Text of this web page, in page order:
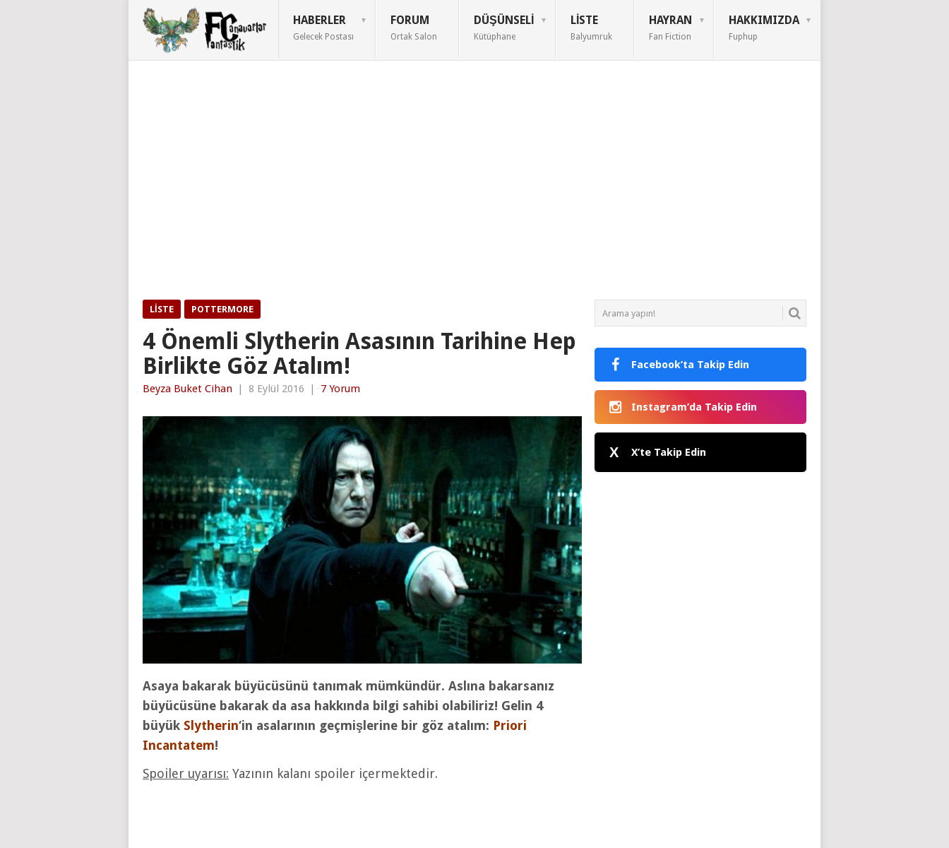
HABERLER
Gelecek Postası
FORUM
Ortak Salon
DÜŞÜNSELI
Kütüphane
LISTE
Balyumruk
HAYRAN
Fan Fiction
HAKKIMIZDA
Fuphup
LISTE POTTERMORE
4 Önemli Slytherin Asasının Tarihine Hep
Birlikte Göz Atalım!
Beyza Buket Cihan | 8 Eylül 2016 | 7 Yorum
Asaya bakarak büyücüsünü tanımak mümkündür. Aslına bakarsanız
büyücüsüne bakarak da asa hakkında bilgi sahibi olabiliriz! Gelin 4
büyük Slytherin‘in asalarının geçmişlerine bir göz atalım: Priori
Incantatem!
Spoiler uyarısı: Yazının kalanı spoiler içermektedir.
Facebook’ta Takip Edin
Instagram’da Takip Edin
X X’te Takip Edin